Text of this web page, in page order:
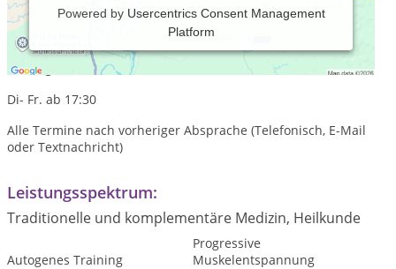
Powered by Usercentrics Consent Management
Platform
Praxiszeiten:
Montags von 8:00- 12:30, 13:30-18:30
Di- Fr. ab 17:30
Alle Termine nach vorheriger Absprache (Telefonisch, E-Mail
oder Textnachricht)
Leistungsspektrum:
Traditionelle und komplementäre Medizin, Heilkunde
Autogenes Training
Progressive
Muskelentspannung